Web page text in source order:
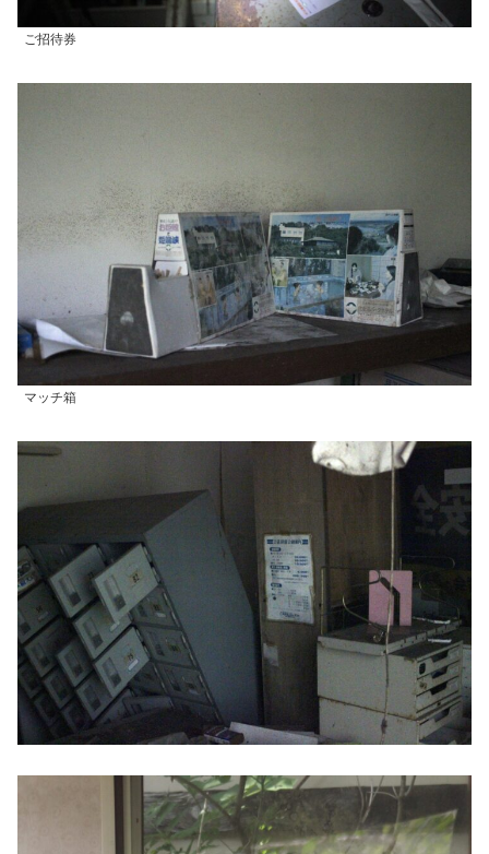
ご招待券
マッチ箱